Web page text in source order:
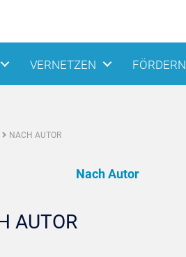
VERNETZEN FÖRDERN
NACH AUTOR
Nach Autor
AUTOR